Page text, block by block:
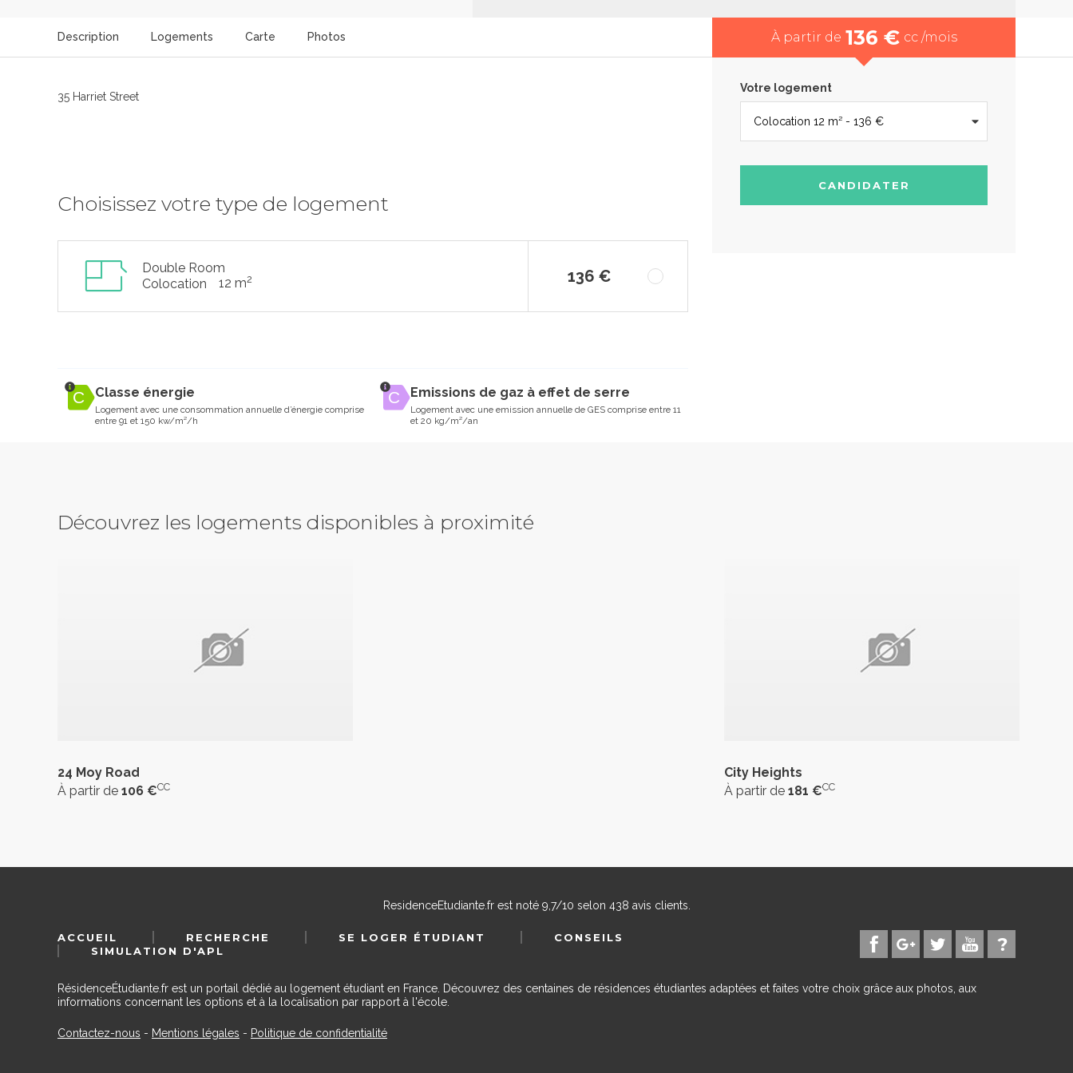
Description Logements Carte Photos
35 Harriet Street
Choisissez votre type de logement
Double Room
Colocation
12 m2 136 €
Classe énergie
Logement avec une consommation annuelle d’énergie comprise
entre 91 et 150 kw/m²/h
Emissions de gaz à effet de serre
Logement avec une emission annuelle de GES comprise entre 11
et 20 kg/m²/an
À partir de 136 € cc /mois
Votre logement
CANDIDATER
Découvrez les logements disponibles à proximité
24 Moy Road
À partir de 106 €CC
City Heights
À partir de 181 €CC
ResidenceEtudiante.frest noté 9,7/10 selon 438 avis clients.
ACCUEIL RECHERCHE SE LOGER ÉTUDIANT
CONSEILS
SIMULATION D'APL
RésidenceÉtudiante.fr est un portail dédié au logement étudiant en France. Découvrez des centaines de résidences étudiantes adaptées et faites votre choix grâce aux photos, aux
informations concernant les options et à la localisation par rapport à l'école.
Contactez-nous - Mentions légales - Politique de confidentialité